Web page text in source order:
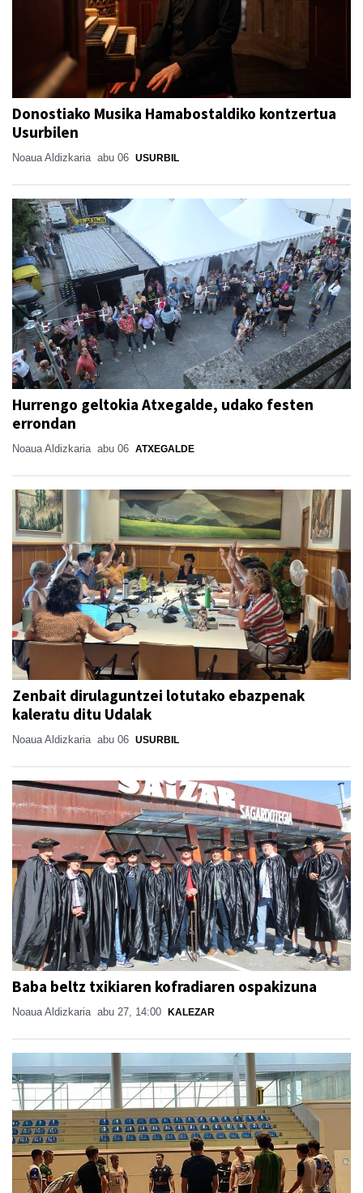
Donostiako Musika Hamabostaldiko kontzertua
Usurbilen
Noaua Aldizkaria abu 06 USURBIL
Hurrengo geltokia Atxegalde, udako festen
errondan
Noaua Aldizkaria abu 06 ATXEGALDE
Zenbait dirulaguntzei lotutako ebazpenak
kaleratu ditu Udalak
Noaua Aldizkaria abu 06 USURBIL
Baba beltz txikiaren kofradiaren ospakizuna
Noaua Aldizkaria abu 27, 14:00 KALEZAR